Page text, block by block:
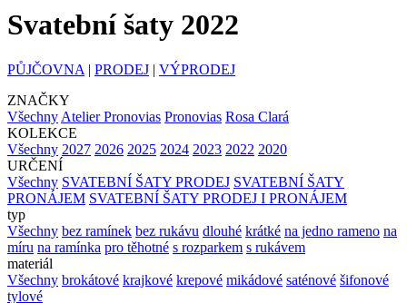
Svatební šaty 2022
PŮJČOVNA | PRODEJ | VÝPRODEJ
ZNAČKY
Všechny Atelier Pronovias Pronovias Rosa Clará
KOLEKCE
Všechny 2027 2026 2025 2024 2023 2022 2020
URČENÍ
Všechny SVATEBNÍ ŠATY PRODEJ SVATEBNÍ ŠATY
PRONÁJEM SVATEBNÍ ŠATY PRODEJ I PRONÁJEM
typ
Všechny bez ramínek bez rukávu dlouhé krátké na jedno rameno na
míru na ramínka pro těhotné s rozparkem s rukávem
materiál
Všechny brokátové krajkové krepové mikádové saténové šifonové
tylové